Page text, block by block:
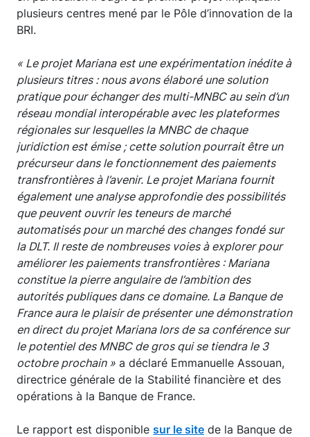
plusieurs centres mené par le Pôle d’innovation de la
BRI.
« Le projet Mariana est une expérimentation inédite à
plusieurs titres : nous avons élaboré une solution
pratique pour échanger des multi-MNBC au sein d’un
réseau mondial interopérable avec les plateformes
régionales sur lesquelles la MNBC de chaque
juridiction est émise ; cette solution pourrait être un
précurseur dans le fonctionnement des paiements
transfrontières à l’avenir. Le projet Mariana fournit
également une analyse approfondie des possibilités
que peuvent ouvrir les teneurs de marché
automatisés pour un marché des changes fondé sur
la DLT. Il reste de nombreuses voies à explorer pour
améliorer les paiements transfrontières : Mariana
constitue la pierre angulaire de l’ambition des
autorités publiques dans ce domaine. La Banque de
France aura le plaisir de présenter une démonstration
en direct du projet Mariana lors de sa conférence sur
le potentiel des MNBC de gros qui se tiendra le 3
octobre prochain » a déclaré Emmanuelle Assouan,
directrice générale de la Stabilité financière et des
opérations à la Banque de France.
Le rapport est disponible sur le site de la Banque de